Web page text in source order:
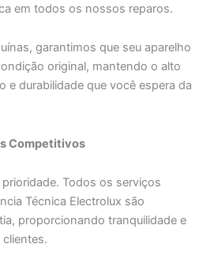
em todos os nossos reparos.
garantimos que seu aparelho
original, mantendo o alto
e durabilidade que você espera da
Competitivos
Todos os serviços
Técnica Electrolux são
proporcionando tranquilidade e